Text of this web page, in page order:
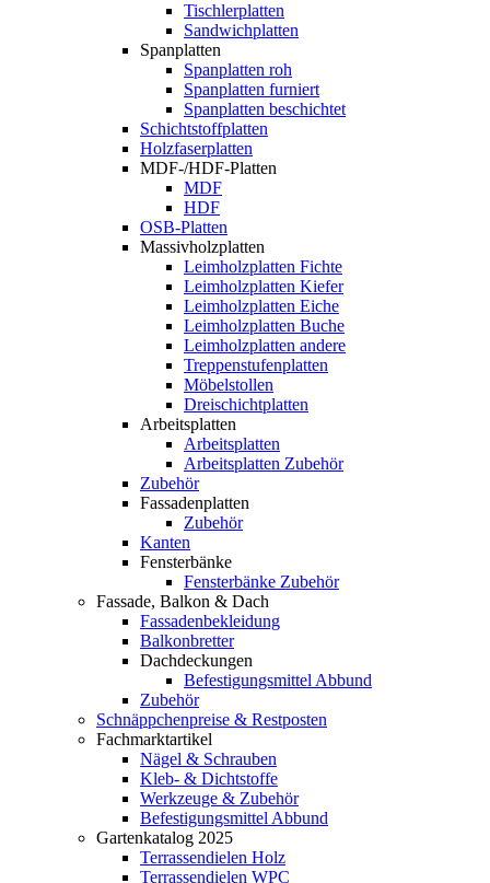
Tischlerplatten
Sandwichplatten
Spanplatten
Spanplatten roh
Spanplatten furniert
Spanplatten beschichtet
Schichtstoffplatten
Holzfaserplatten
MDF-/HDF-Platten
MDF
HDF
OSB-Platten
Massivholzplatten
Leimholzplatten Fichte
Leimholzplatten Kiefer
Leimholzplatten Eiche
Leimholzplatten Buche
Leimholzplatten andere
Treppenstufenplatten
Möbelstollen
Dreischichtplatten
Arbeitsplatten
Arbeitsplatten
Arbeitsplatten Zubehör
Zubehör
Fassadenplatten
Zubehör
Kanten
Fensterbänke
Fensterbänke Zubehör
Fassade, Balkon & Dach
Fassadenbekleidung
Balkonbretter
Dachdeckungen
Befestigungsmittel Abbund
Zubehör
Schnäppchenpreise & Restposten
Fachmarktartikel
Nägel & Schrauben
Kleb- & Dichtstoffe
Werkzeuge & Zubehör
Befestigungsmittel Abbund
Gartenkatalog 2025
Terrassendielen Holz
Terrassendielen WPC